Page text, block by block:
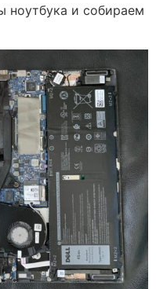
ноутбука и собираем